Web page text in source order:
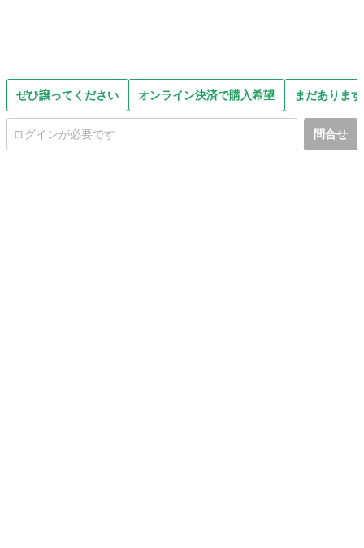
ぜひ譲ってください オンライン決済で購入希望 まだありま
問合せ